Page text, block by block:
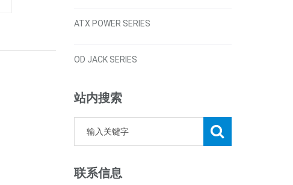
ATX POWER SERIES
OD JACK SERIES
站内搜索
联系信息